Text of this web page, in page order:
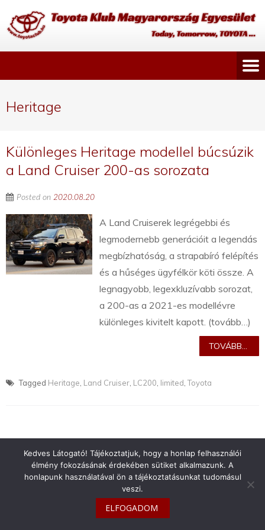
Heritage
Különleges Heritage modellel búcsúzik
a Land Cruiser 200-as sorozata
Posted on 2020.08.20
A Land Cruiserek legrégebbi és
legmodernebb generációit a legendás
megbízhatóság, a strapabíró felépítés
és a hűséges ügyfélkör köti össze. A
legnagyobb, legexkluzívabb sorozat,
a 200-as a 2021-es modellévre
különleges kivitelt kapott. (tovább…)
TOVÁBB...
Tagged Heritage Land Cruiser LC200 limited ,Toyota
info@toyotaclub.hu
Copyright © 2026Toyota Klub Magyarország
Kedves Látogató! Tájékoztatjuk, hogy a honlap felhasználói
élmény fokozásának érdekében sütiket alkalmazunk. A
honlapunk használatával ön a tájékoztatásunkat tudomásul
veszi.
ELFOGADOM